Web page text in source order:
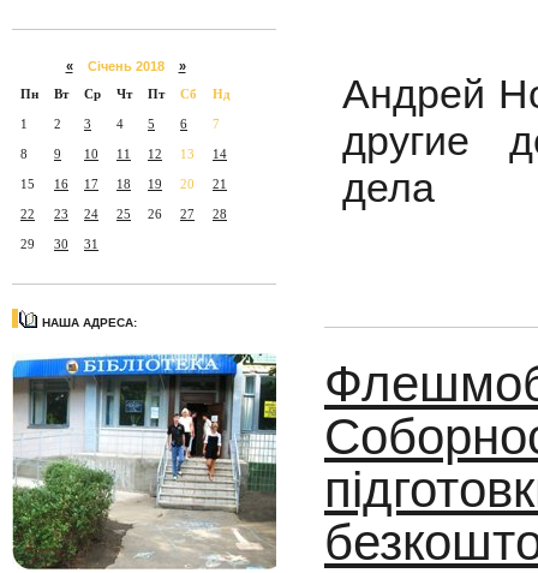
«Січень 2018 »
Пн
Вт Ср Чт Пт Сб Нд
1 2 3 4 5 6 7
8 9 10 11 12 13 14
15 16 17 18 19 20 21
22 23 24 25 26 27 28
29 30 31
НАША АДРЕСА:
Андрей
другие
дела